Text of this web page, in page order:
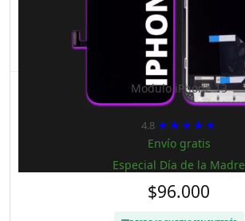
Modulo iPhone 13
4.8 ★★★★★
Envío gratis
Especial Día de la Madre
$96.000